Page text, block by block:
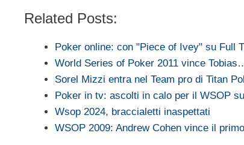
Related Posts:
Poker online: con "Piece of Ivey" su Full
World Series of Poker 2011 vince
Sorel Mizzi entra nel Team pro di Titan
Poker in tv: ascolti in calo per il WSOP
Wsop 2024, braccialetti inaspettati
WSOP 2009: Andrew Cohen vince il